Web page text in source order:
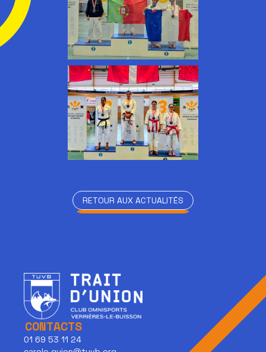
RETOUR AUX ACTUALITÉS
CONTACTS
01 69 53 11 24